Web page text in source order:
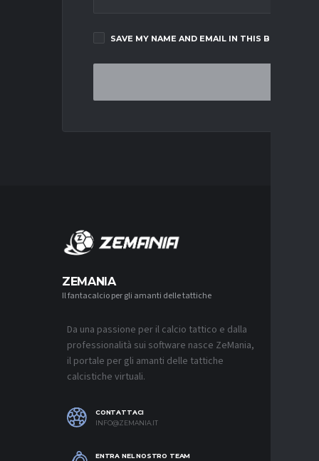
SAVE MY NAME AND EMAIL IN THIS BROWSER
ZEMANIA
Il fantacalcio per gli amanti delle tattiche
Da una passione per il calcio tattico e dalla
professionalità sui software nasce ZeMania,
il portale per gli amanti delle tattiche
calcistiche virtuali.
CONTATTACI
INFO@ZEMANIA.IT
ENTRA NEL NOSTRO TEAM